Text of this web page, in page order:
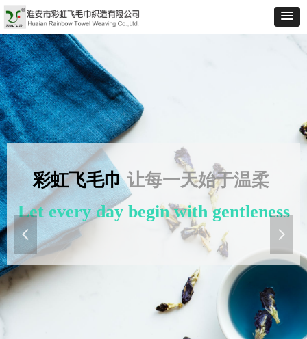
彩虹飞毛巾 让每一天始于温柔
Let every day begin with gentleness
넳 넲